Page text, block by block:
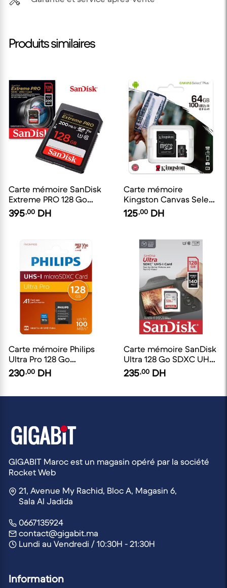
Produits similaires
Carte mémoire SanDisk
Extreme PRO 128 Go
SDXC UHS-I
395,00 DH
Carte mémoire
Kingston Canvas Select
Plus 64 Go MicroSDXC
UHS-I Classe 10
125,00 DH
Carte mémoire Philips
Ultra Pro 128 Go
MicroSDXC UHS-I V30
230,00 DH
Carte mémoire SanDisk
Ultra 128 Go SDXC UHS-
I235,00 DH
GIGABIT Maroc est un magasin opéré par la société
Rocket Web
21, Avenue My Rachid, Bloc A, Magasin 6,
Sala Al Jadida
0667135924
contact@gigabit.ma
Lundi au Vendredi / 10:30H - 21:30H
Information